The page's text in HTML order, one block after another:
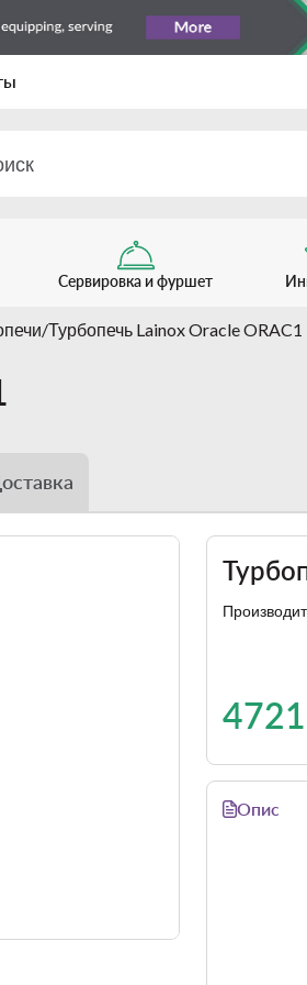
Сервировка и фуршет
Турбопечь Lainox Oracle ORAC1
Опис